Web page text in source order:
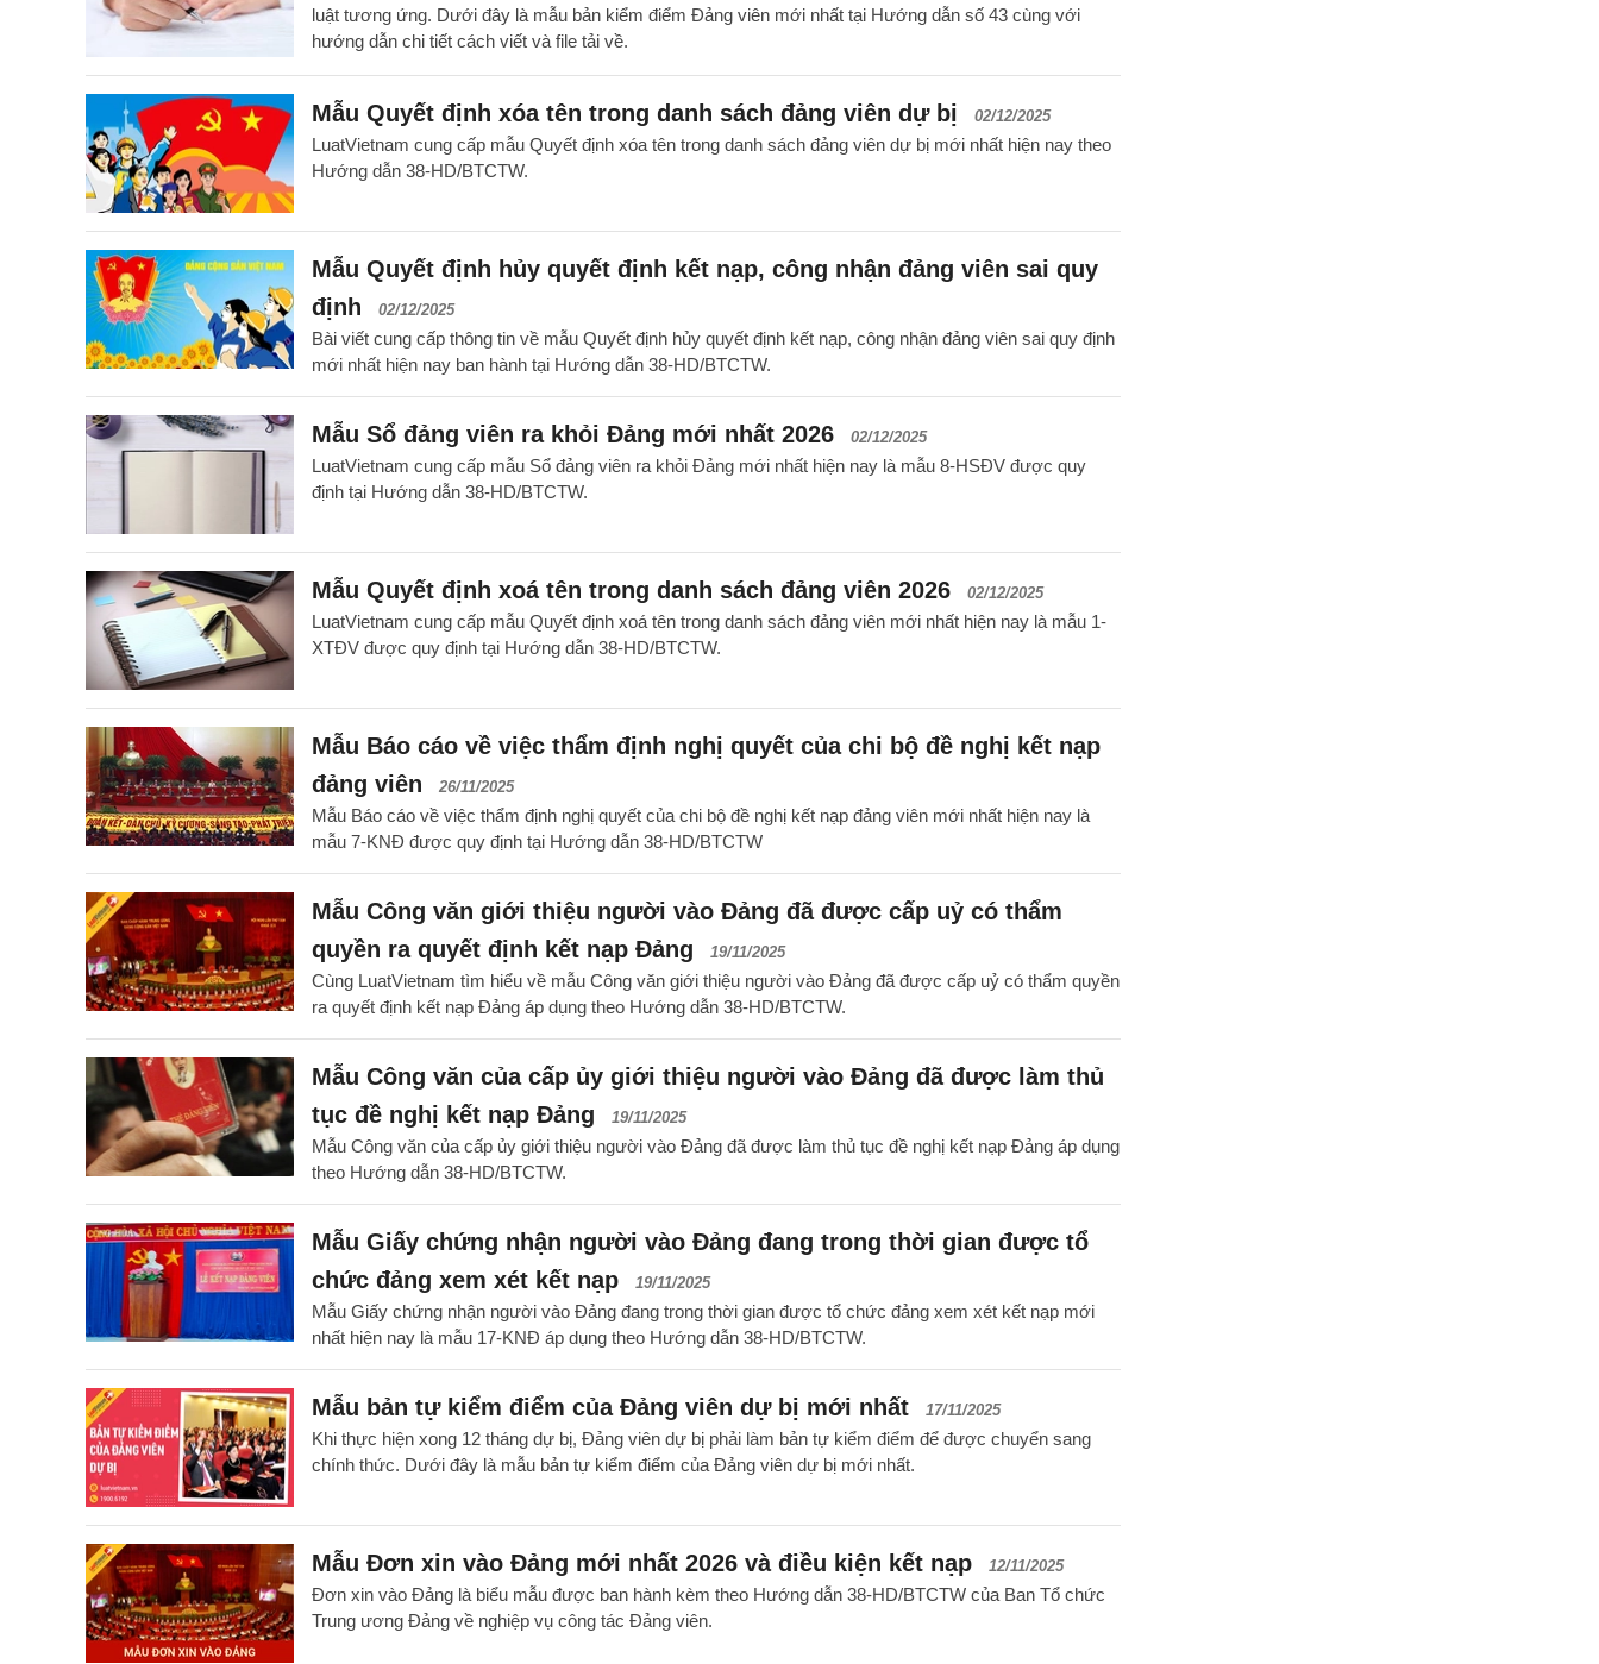
luật tương ứng. Dưới đây là mẫu bản kiểm điểm Đảng viên mới nhất tại Hướng dẫn số 43 cùng với
hướng dẫn chi tiết cách viết và file tải về.
Mẫu Quyết định xóa tên trong danh sách đảng viên dự bị 02/12/2025
LuatVietnam cung cấp mẫu Quyết định xóa tên trong danh sách đảng viên dự bị mới nhất hiện nay theo
Hướng dẫn 38-HD/BTCTW.
Mẫu Quyết định hủy quyết định kết nạp, công nhận đảng viên sai quy
định
02/12/2025
Bài viết cung cấp thông tin về mẫu Quyết định hủy quyết định kết nạp, công nhận đảng viên sai quy định
mới nhất hiện nay ban hành tại Hướng dẫn 38-HD/BTCTW.
Mẫu Sổ đảng viên ra khỏi Đảng mới nhất 2026 02/12/2025
LuatVietnam cung cấp mẫu Sổ đảng viên ra khỏi Đảng mới nhất hiện nay là mẫu 8-HSĐV được quy
định tại Hướng dẫn 38-HD/BTCTW.
Mẫu Quyết định xoá tên trong danh sách đảng viên 2026 02/12/2025
LuatVietnam cung cấp mẫu Quyết định xoá tên trong danh sách đảng viên mới nhất hiện nay là mẫu 1-
XTĐV được quy định tại Hướng dẫn 38-HD/BTCTW.
Mẫu Báo cáo về việc thẩm định nghị quyết của chi bộ đề nghị kết nạp
đảng viên
26/11/2025
Mẫu Báo cáo về việc thẩm định nghị quyết của chi bộ đề nghị kết nạp đảng viên mới nhất hiện nay là
mẫu 7-KNĐ được quy định tại Hướng dẫn 38-HD/BTCTW
Mẫu Công văn giới thiệu người vào Đảng đã được cấp uỷ có thẩm
quyền ra quyết định kết nạp Đảng
19/11/2025
Cùng LuatVietnam tìm hiểu về mẫu Công văn giới thiệu người vào Đảng đã được cấp uỷ có thẩm quyền
ra quyết định kết nạp Đảng áp dụng theo Hướng dẫn 38-HD/BTCTW.
Mẫu Công văn của cấp ủy giới thiệu người vào Đảng đã được làm thủ
tục đề nghị kết nạp Đảng
19/11/2025
Mẫu Công văn của cấp ủy giới thiệu người vào Đảng đã được làm thủ tục đề nghị kết nạp Đảng áp dụng
theo Hướng dẫn 38-HD/BTCTW.
Mẫu Giấy chứng nhận người vào Đảng đang trong thời gian được tổ
chức đảng xem xét kết nạp
19/11/2025
Mẫu Giấy chứng nhận người vào Đảng đang trong thời gian được tổ chức đảng xem xét kết nạp mới
nhất hiện nay là mẫu 17-KNĐ áp dụng theo Hướng dẫn 38-HD/BTCTW.
Mẫu bản tự kiểm điểm của Đảng viên dự bị mới nhất 17/11/2025
Khi thực hiện xong 12 tháng dự bị, Đảng viên dự bị phải làm bản tự kiểm điểm để được chuyển sang
chính thức. Dưới đây là mẫu bản tự kiểm điểm của Đảng viên dự bị mới nhất.
Mẫu Đơn xin vào Đảng mới nhất 2026 và điều kiện kết nạp 12/11/2025
Đơn xin vào Đảng là biểu mẫu được ban hành kèm theo Hướng dẫn 38-HD/BTCTW của Ban Tổ chức
Trung ương Đảng về nghiệp vụ công tác Đảng viên.